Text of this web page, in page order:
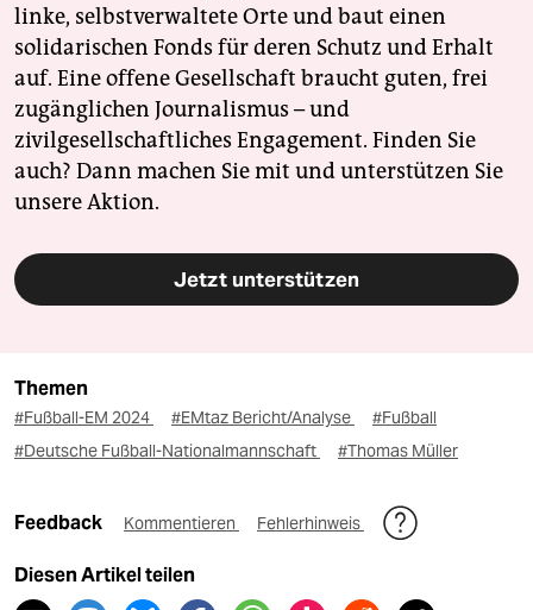
linke, selbstverwaltete Orte und baut einen
solidarischen Fonds für deren Schutz und Erhalt
auf. Eine offene Gesellschaft braucht guten, frei
zugänglichen Journalismus – und
zivilgesellschaftliches Engagement. Finden Sie
auch? Dann machen Sie mit und unterstützen Sie
unsere Aktion.
Jetzt unterstützen
Themen
#Fußball-EM 2024 #EMtaz Bericht/Analyse
#Fußball
#Deutsche Fußball-Nationalmannschaft
#Thomas Müller
Feedback Kommentieren Fehlerhinweis
Diesen Artikel teilen